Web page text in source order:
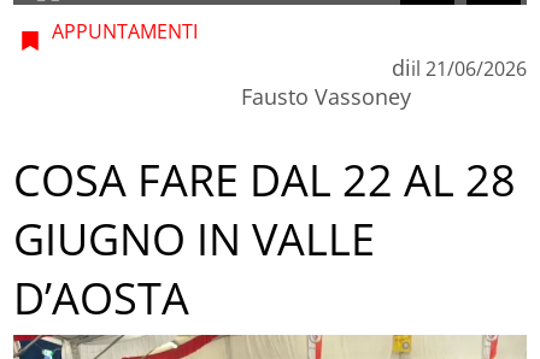
APPUNTAMENTI
di
Fausto Vassoney
il 21/06/2026
COSA FARE DAL 22 AL 28
GIUGNO IN VALLE
D’AOSTA